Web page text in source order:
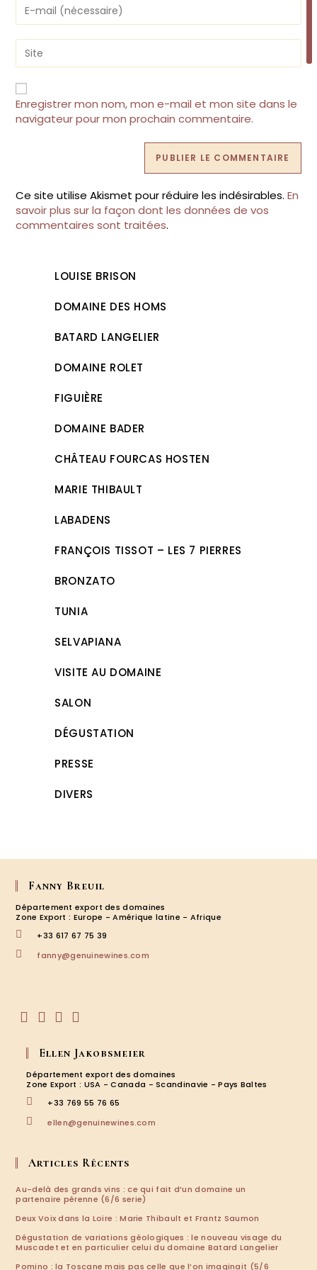
username
to
comment
your
email
address
to
comment
Saisir
l’URL
de
votre
site
(facultatif)
Enregistrer mon nom, mon e-mail et mon site dans le
navigateur pour mon prochain commentaire.
Ce site utilise Akismet pour réduire les indésirables.En
savoir plus sur la façon dont les données de vos
commentaires sont traitées.
LOUISE BRISON
DOMAINE DES HOMS
BATARD LANGELIER
DOMAINE ROLET
FIGUIÈRE
DOMAINE BADER
CHÂTEAU FOURCAS HOSTEN
MARIE THIBAULT
LABADENS
FRANÇOIS TISSOT – LES 7 PIERRES
BRONZATO
TUNIA
SELVAPIANA
VISITE AU DOMAINE
SALON
DÉGUSTATION
PRESSE
DIVERS
Fanny Breuil
Département export des domaines
Zone Export : Europe - Amérique latine - Afrique
+33 617 67 75 39
fanny@genuinewines.com
dans
un
nouvel
onglet
un
nouvel
onglet
un
nouvel
onglet
un
nouvel
onglet
Ellen Jakobsmeier
Département export des domaines
Zone Export : USA - Canada - Scandinavie - Pays Baltes
+33 769 55 76 65
ellen@genuinewines.com
Articles Récents
Au-delà des grands vins : ce qui fait d’un domaine un
partenaire pérenne (6/6 serie)
Deux Voix dans la Loire : Marie Thibault et Frantz Saumon
Dégustation de variations géologiques : le nouveau visage du
Muscadet et en particulier celui du domaine Batard Langelier
Pomino : la Toscane mais pas celle que l’on imaginait (5/6